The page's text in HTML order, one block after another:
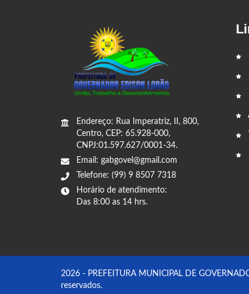
Endereço: Rua Imperatriz, II, 800,
Centro, CEP: 65.928-000,
CNPJ:01.597.627/0001-34.
Email: gabgovel@gmail.com
Telefone: (99) 9 8507 7318
Horário de atendimento:
Das 8:00 as 14 hrs.
2026 - PREFEITURA MUNICIPAL DE
reservados.